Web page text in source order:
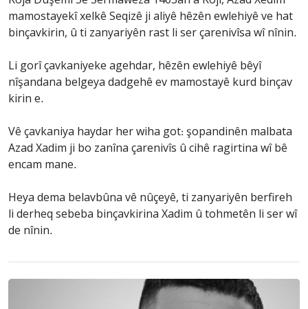
mamostayekî xelkê Seqizê ji aliyê hêzên ewlehiyê ve hat
binçavkirin, û ti zanyariyên rast li ser çarenivîsa wî nînin.
Li gorî çavkaniyeke agehdar, hêzên ewlehiyê bêyî
nîşandana belgeya dadgehê ev mamostayê kurd binçav
kirin e.
Vê çavkaniya haydar her wiha got: şopandinên malbata
Azad Xadim ji bo zanîna çarenivîs û cihê ragirtina wî bê
encam mane.
Heya dema belavbûna vê nûçeyê, ti zanyariyên berfireh
li derheq sebeba binçavkirina Xadim û tohmetên li ser wî
de nînin.